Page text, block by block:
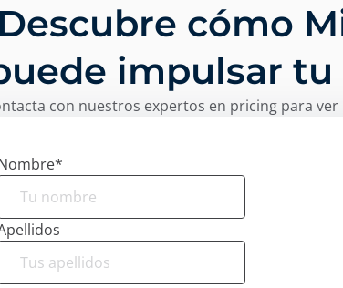
Descubre cómo
impulsar tu
con nuestros expertos en pricing para
*